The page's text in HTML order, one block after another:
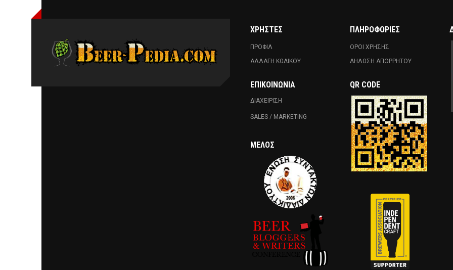
ΧΡΗΣΤΕΣ
ΠΡΟΦΙΛ
ΑΛΛΑΓΗ ΚΩΔΙΚΟΥ
ΕΠΙΚΟΙΝΩΝΊΑ
ΔΙΑΧΕΙΡΙΣΗ
SALES / MARKETING
ΜΈΛΟΣ
ΠΛΗΡΟΦΟΡΙΕΣ
ΟΡΟΙ ΧΡΗΣΗΣ
ΔΗΛΩΣΗ ΑΠΟΡΡΗΤΟΥ
QR CODE